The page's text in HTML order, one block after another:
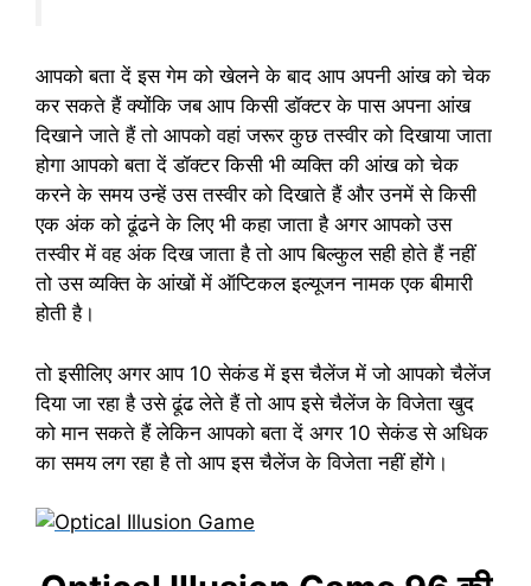
आपको बता दें इस गेम को खेलने के बाद आप अपनी आंख को चेक
कर सकते हैं क्योंकि जब आप किसी डॉक्टर के पास अपना आंख
दिखाने जाते हैं तो आपको वहां जरूर कुछ तस्वीर को दिखाया जाता
होगा आपको बता दें डॉक्टर किसी भी व्यक्ति की आंख को चेक
करने के समय उन्हें उस तस्वीर को दिखाते हैं और उनमें से किसी
एक अंक को ढूंढने के लिए भी कहा जाता है अगर आपको उस
तस्वीर में वह अंक दिख जाता है तो आप बिल्कुल सही होते हैं नहीं
तो उस व्यक्ति के आंखों में ऑप्टिकल इल्यूजन नामक एक बीमारी
होती है।
तो इसीलिए अगर आप 10 सेकंड में इस चैलेंज में जो आपको चैलेंज
दिया जा रहा है उसे ढूंढ लेते हैं तो आप इसे चैलेंज के विजेता खुद
को मान सकते हैं लेकिन आपको बता दें अगर 10 सेकंड से अधिक
का समय लग रहा है तो आप इस चैलेंज के विजेता नहीं होंगे।